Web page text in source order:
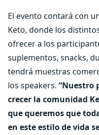
El evento contará con
Keto, donde los
ofrecer a los
suplementos, snacks,
tendrá muestras
los speakers. “Nuestro
crecer la comunidad
que queremos que
en este estilo de vida